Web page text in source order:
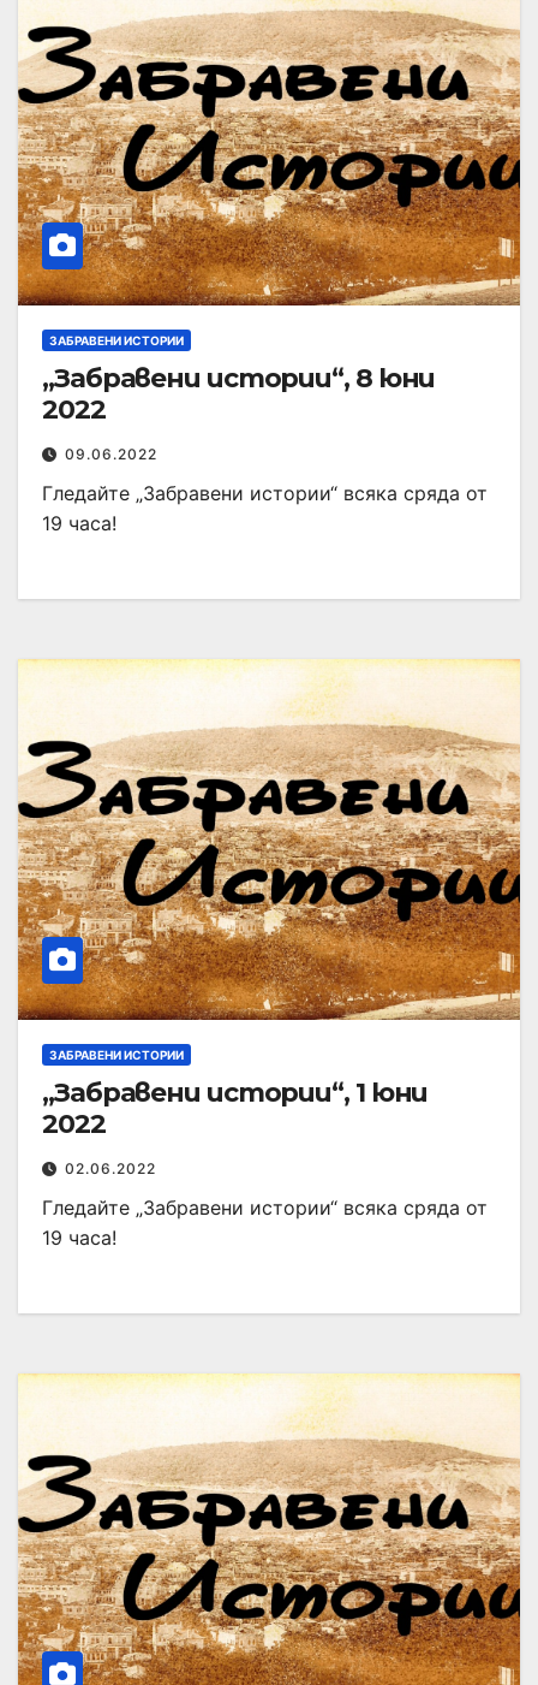
ЗАБРАВЕНИ ИСТОРИИ
„Забравени истории“, 8 юни
2022
09.06.2022
Гледайте „Забравени истории“ всяка сряда от
19 часа!
ЗАБРАВЕНИ ИСТОРИИ
„Забравени истории“, 1 юни
2022
02.06.2022
Гледайте „Забравени истории“ всяка сряда от
19 часа!